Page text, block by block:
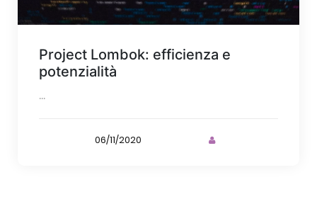
Project Lombok: efficienza e
potenzialità
...
06/11/2020